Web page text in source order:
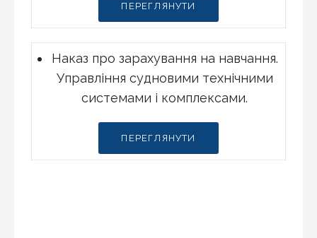
ПЕРЕГЛЯНУТИ
Наказ про зарахування на навчання.
Управління судновими технічними
системами і комплексами.
ПЕРЕГЛЯНУТИ